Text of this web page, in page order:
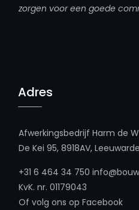
zorgen voor een goede
Adres
Afwerkingsbedrijf Harm de
De Kei 95, 8918AV,
+31 6 464 34 750
KvK. nr. 01179043
Of volg ons op Facebook